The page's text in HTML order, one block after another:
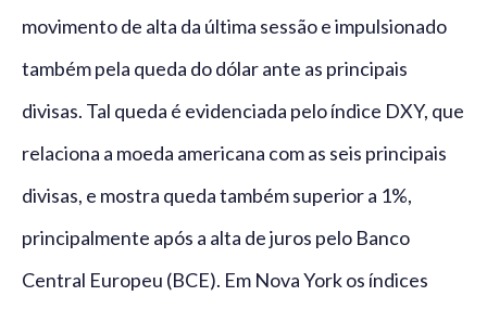
movimento de alta da última sessão e impulsionado
também pela queda do dólar ante as principais
divisas. Tal queda é evidenciada pelo índice DXY, que
relaciona a moeda americana com as seis principais
divisas, e mostra queda também superior a 1%,
principalmente após a alta de juros pelo Banco
Central Europeu (BCE). Em Nova York os índices